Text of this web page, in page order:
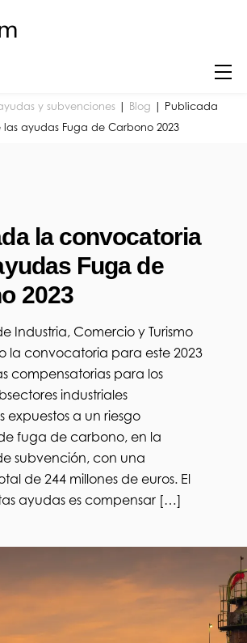
y subvenciones Blog
Publicada
ayudas Fuga de Carbono 2023
la convocatoria
Fuga de
2023
Industria, Comercio y Turismo
la convocatoria para este 2023
compensatorias para los
industriales
expuestos a un riesgo
fuga de carbono, en la
subvención, con una
de 244 millones de euros. El
ayudas es compensar […]